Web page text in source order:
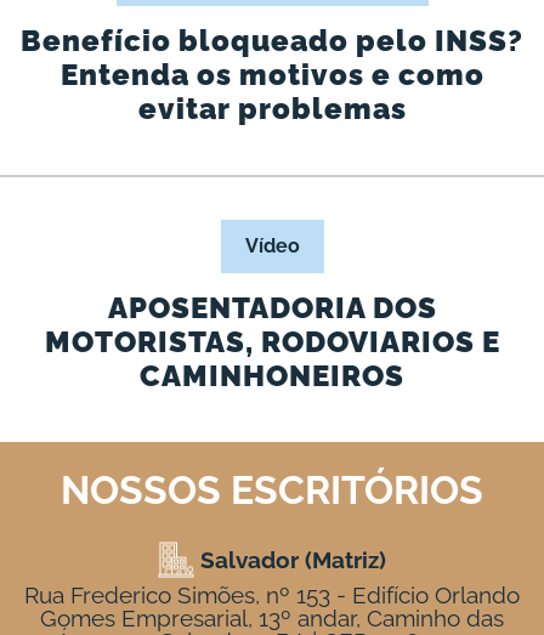
Benefício bloqueado pelo INSS?
Entenda os motivos e como
evitar problemas
Vídeo
APOSENTADORIA DOS
MOTORISTAS, RODOVIARIOS E
CAMINHONEIROS
NOSSOS ESCRITÓRIOS
Salvador (Matriz)
Rua Frederico Simões, nº 153 - Edifício Orlando
Gomes Empresarial, 13º andar, Caminho das